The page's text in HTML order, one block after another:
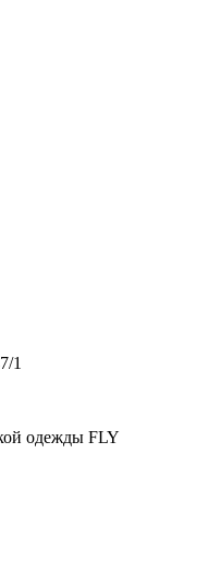
1
одежды FLY